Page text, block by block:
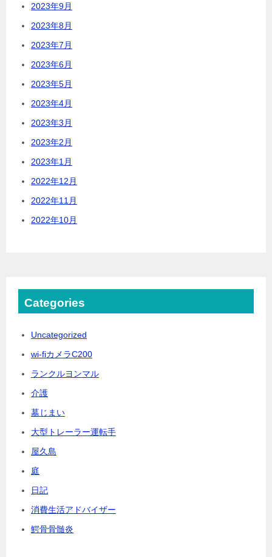
2023年9月
2023年8月
2023年7月
2023年6月
2023年5月
2023年4月
2023年3月
2023年2月
2023年1月
2022年12月
2022年11月
2022年10月
Categories
Uncategorized
wi-fiカメラC200
ランクルヨンマル
介護
墓じまい
大型トレーラー運転手
屋久島
庭
日記
消費生活アドバイザー
鰐骨骨髄炎